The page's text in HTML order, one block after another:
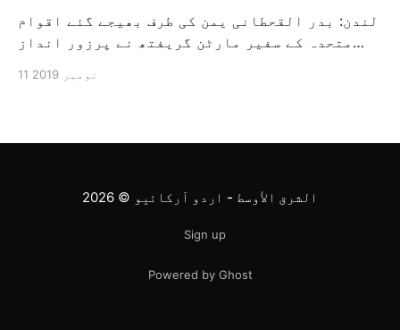
لندن: بدر القحطانی یمن کی طرف بھیجے گئے اقوام
متحدہ کے سفیر مارٹن گریفتھ نے پرزور انداز
ثالثی اور اس کشمکش کی حدبندی کرنے کے لئے ایک
11 نومبر 2019
الشرق الأوسط - اردو آرکائیو © 2026
Sign up
Powered by Ghost